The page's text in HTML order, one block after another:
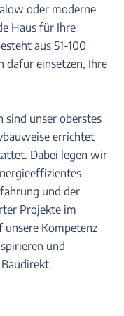
oder moderne
Haus für Ihre
aus 51-100
dafür einsetzen, Ihre
sind unser oberstes
errichtet
Dabei legen wir
und der
Projekte im
unsere Kompetenz
und